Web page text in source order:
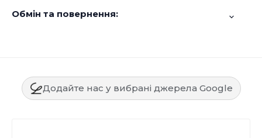
Обмін та повернення:
Додайте нас у вибрані джерела Google